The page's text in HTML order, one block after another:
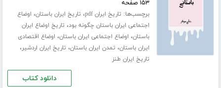
۱۵۳ صفحه
برچسب‌ها: تاریخ ایران pdf ، تاریخ ایران باستان، اوضاع
اجتماعی ایران باستان چگونه بود، تاریخ اوضاع ایران
باستان، اوضاع اجتماعی ایران باستان، اوضاع اقتصادی
ایران باستان، تمدن ایران باستان، تاریخ ایران اردشیر،
تاریخ ایران طنز
دانلود کتاب